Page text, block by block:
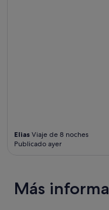
Elias Viaje de 8 noches
Publicado ayer
Más